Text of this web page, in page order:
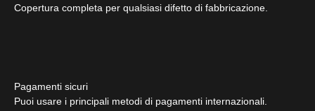
Copertura completa per qualsiasi difetto di fabbricazione.
Pagamenti sicuri​
Puoi usare i principali metodi di pagamenti internazionali.